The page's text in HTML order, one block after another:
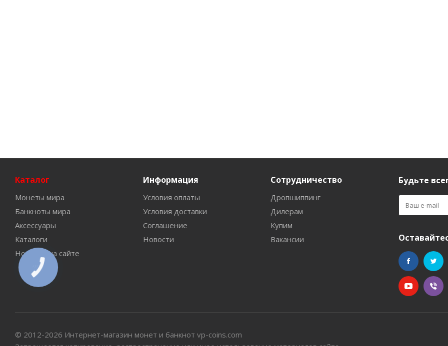
Каталог
Монеты мира
Банкноты мира
Аксессуары
Каталоги
Новинки на сайте
Информация
Условия оплаты
Условия доставки
Соглашение
Новости
Сотрудничество
Дропшиппинг
Дилерам
Купим
Вакансии
Будьте
© 2012-2026 Интернет-магазин монет и банкнот vp-coins.com
КНОПКА
СВЯЗИ